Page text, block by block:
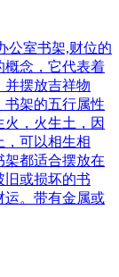
公室书架,财位的
概念，它代表着
并摆放吉祥物
书架的五行属性
，火生土，因
，可以相生相
架都适合摆放在
旧或损坏的书
运。带有金属或